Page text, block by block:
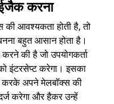
करना
की आवश्यकता होती है, तो
बहुत आसान होता है।
की है जो उपयोगकर्ता
इंटरसेप्ट करेगा। इसका
अपने मेलबॉक्स की
करेगा और हैकर उन्हें